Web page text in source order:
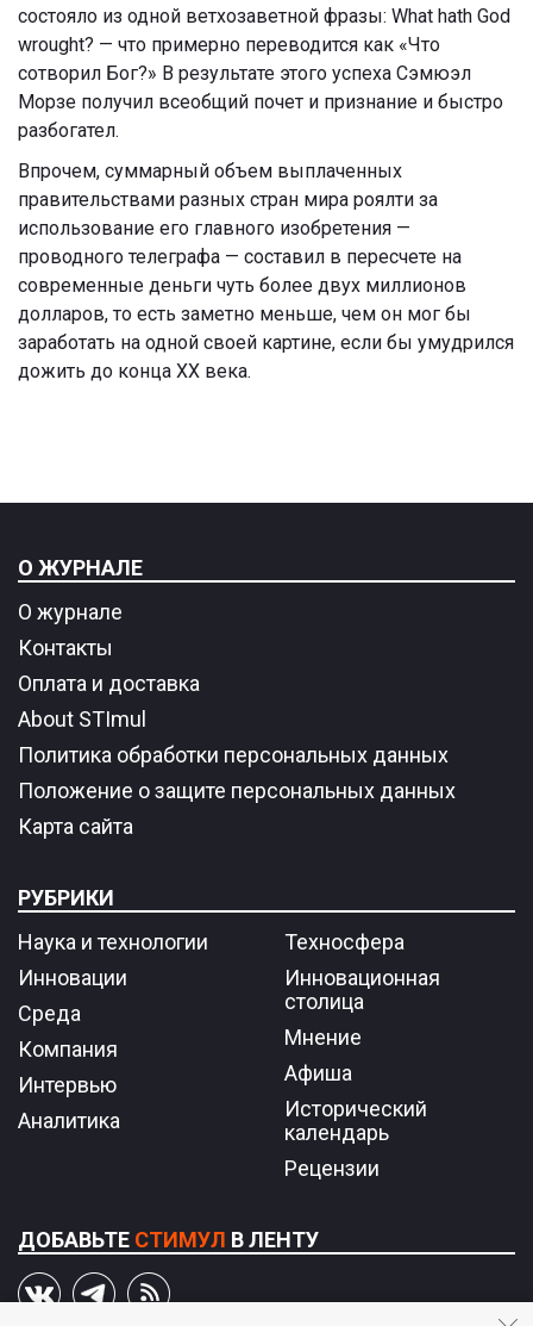
состояло из одной ветхозаветной фразы: What hath God
wrought? — что примерно переводится как «Что
сотворил Бог?» В результате этого успеха Сэмюэл
Морзе получил всеобщий почет и признание и быстро
разбогател.
Впрочем, суммарный объем выплаченных
правительствами разных стран мира роялти за
использование его главного изобретения —
проводного телеграфа — составил в пересчете на
современные деньги чуть более двух миллионов
долларов, то есть заметно меньше, чем он мог бы
заработать на одной своей картине, если бы умудрился
дожить до конца XX века.
О ЖУРНАЛЕ
О журнале
Контакты
Оплата и доставка
About STImul
Политика обработки персональных данных
Положение о защите персональных данных
Карта сайта
РУБРИКИ
Наука и технологии
Инновации
Среда
Компания
Интервью
Аналитика
Техносфера
Инновационная
столица
Мнение
Афиша
Исторический
календарь
Рецензии
ДОБАВЬТЕ СТИМУЛ В ЛЕНТУ